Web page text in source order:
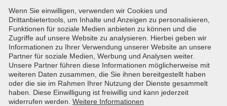
sichernden Forderungen um mehr als 20 %
übersteigt.
7. Stillliegeklausel
7.1 Ruhen die Arbeiten auf der Arbeitsstätte, für die
das Gerät gemietet ist, infolge von Umständen, die
weder der Mieter noch sein Auftraggeber zu
vertreten haben (z. B. Frost, Hochwasser, Streik,
innere Unruhen, Kriegsereignisse, behördliche
Anordnungen) an mindestens zehn aufeinander
Wenn Sie einwilligen, verwenden wir Cookies und
Drittanbietertools, um Inhalte und Anzeigen zu personalisieren,
Funktionen für soziale Medien anbieten zu können und die
Zugriffe auf unsere Website zu analysieren. Hierbei geben wir
Informationen zu Ihrer Verwendung unserer Website an unsere
Partner für soziale Medien, Werbung und Analysen weiter.
Unsere Partner führen diese Informationen möglicherweise mit
weiteren Daten zusammen, die Sie ihnen bereitgestellt haben
oder die sie im Rahmen Ihrer Nutzung der Dienste gesammelt
haben. Diese Einwilligung ist freiwillig und kann jederzeit
widerrufen werden. Weitere Informationen